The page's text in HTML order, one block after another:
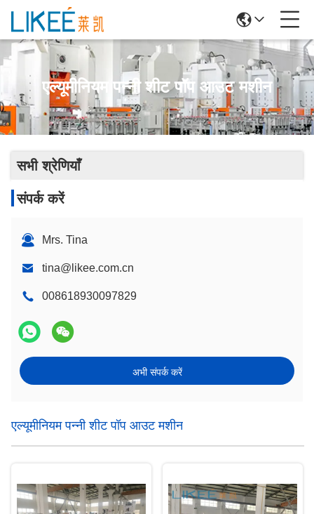
एल्यूमीनियम पन्नी शीट पॉप आउट मशीन
सभी श्रेणियाँ
संपर्क करें
Mrs. Tina
tina@likee.com.cn
008618930097829
अभी संपर्क करें
एल्यूमीनियम पन्नी शीट पॉप आउट मशीन